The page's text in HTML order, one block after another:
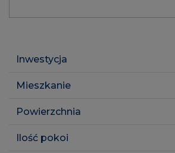
Inwestycja
Mieszkanie
Powierzchnia
Ilość pokoi